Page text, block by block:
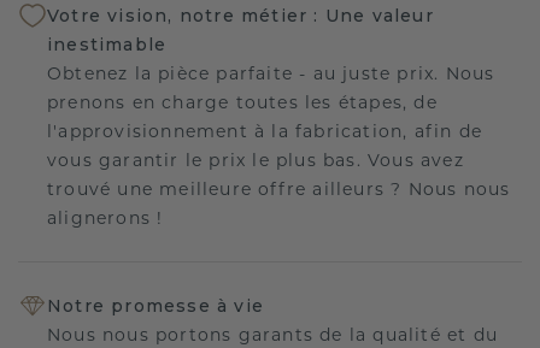
Votre vision, notre métier : Une valeur
inestimable
Obtenez la pièce parfaite - au juste prix. Nous
prenons en charge toutes les étapes, de
l'approvisionnement à la fabrication, afin de
vous garantir le prix le plus bas. Vous avez
trouvé une meilleure offre ailleurs ? Nous nous
alignerons !
Notre promesse à vie
Nous nous portons garants de la qualité et du